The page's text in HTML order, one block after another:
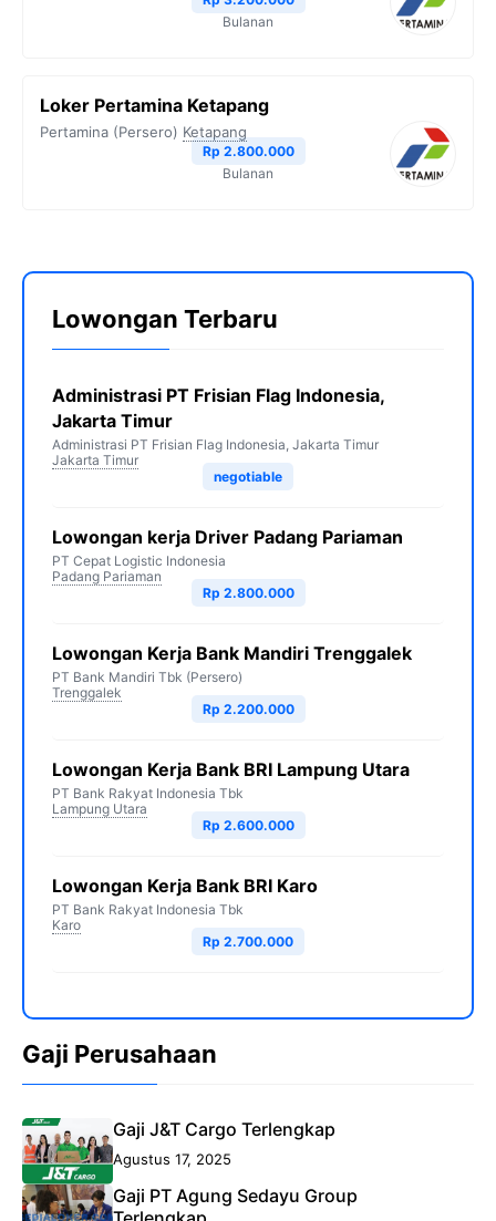
Bulanan
Loker Pertamina Ketapang
Pertamina (Persero) Ketapang
Rp 2.800.000
Bulanan
Lowongan Terbaru
Administrasi PT Frisian Flag Indonesia,
Jakarta Timur
Administrasi PT Frisian Flag Indonesia, Jakarta Timur
Jakarta Timur
negotiable
Lowongan kerja Driver Padang Pariaman
PT Cepat Logistic Indonesia
Padang Pariaman
Rp 2.800.000
Lowongan Kerja Bank Mandiri Trenggalek
PT Bank Mandiri Tbk (Persero)
Trenggalek
Rp 2.200.000
Lowongan Kerja Bank BRI Lampung Utara
PT Bank Rakyat Indonesia Tbk
Lampung Utara
Rp 2.600.000
Lowongan Kerja Bank BRI Karo
PT Bank Rakyat Indonesia Tbk
Karo
Rp 2.700.000
Gaji Perusahaan
Gaji J&T Cargo Terlengkap
Agustus 17, 2025
Gaji PT Agung Sedayu Group